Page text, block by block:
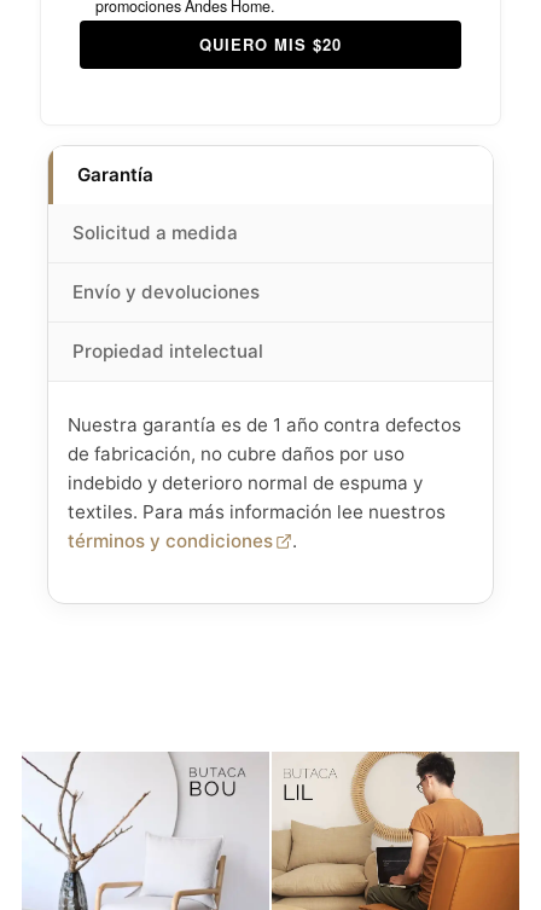
promociones Andes Home.
QUIERO MIS $20
Garantía
Solicitud a medida
Envío y devoluciones
Propiedad intelectual
Nuestra garantía es de 1 año contra defectos
de fabricación, no cubre daños por uso
indebido y deterioro normal de espuma y
textiles. Para más información lee nuestros
términos y condiciones
.